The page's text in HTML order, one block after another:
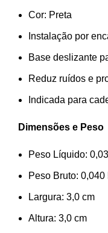
Cor: Preta
Instalação por
Base deslizante
Reduz ruídos e
Indicada para
Dimensões e Peso
Peso Líquido:
Peso Bruto: 0,040
Largura: 3,0 cm
Altura: 3,0 cm